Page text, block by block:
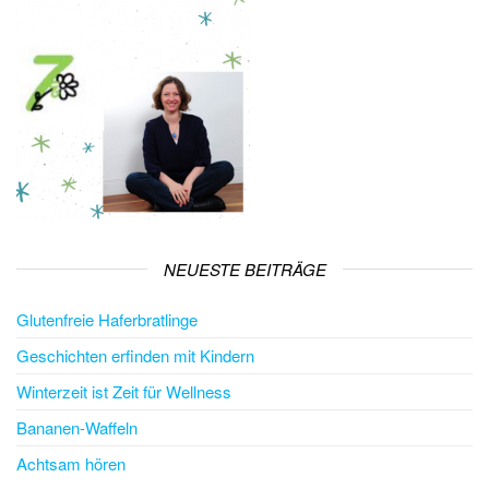
NEUESTE BEITRÄGE
Glutenfreie Haferbratlinge
Geschichten erfinden mit Kindern
Winterzeit ist Zeit für Wellness
Bananen-Waffeln
Achtsam hören